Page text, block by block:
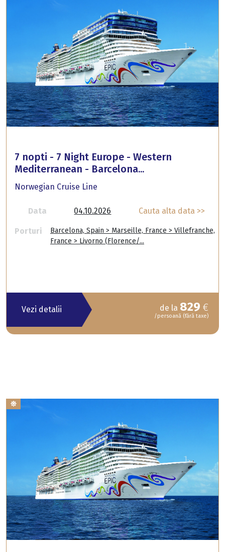
7 nopti - 7 Night Europe - Western
Mediterranean - Barcelona...
Norwegian Cruise Line
Data 04.10.2026 Cauta alta data >>
Porturi
Barcelona, Spain > Marseille, France > Villefranche,
France > Livorno (Florence/...
Vezi detalii de la 829 €
/persoană (fără taxe)